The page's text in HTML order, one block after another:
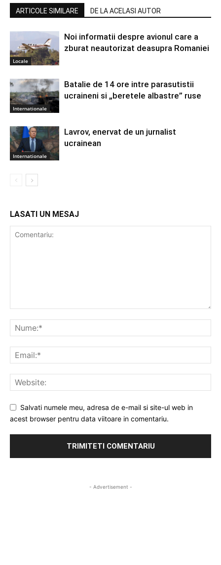
ARTICOLE SIMILARE DE LA ACELASI AUTOR
Locale
Noi informatii despre avionul care a
zburat neautorizat deasupra Romaniei
Internationale
Batalie de 14 ore intre parasutistii
ucraineni si „beretele albastre” ruse
Internationale
Lavrov, enervat de un jurnalist
ucrainean
LASATI UN MESAJ
Salvati numele meu, adresa de e-mail si site-ul web in
acest browser pentru data viitoare in comentariu.
- Advertisement -